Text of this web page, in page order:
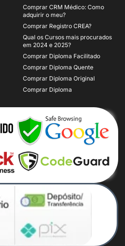
Comprar CRM Médico: Como
adquirir o meu?
Comprar Registro CREA?
Qual os Cursos mais procurados
em 2024 e 2025?
Comprar Diploma Facilitado
Comprar Diploma Quente
Comprar Diploma Original
Comprar Diploma